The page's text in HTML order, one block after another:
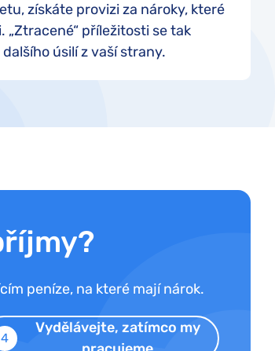
získáte provizi za nároky, které
příležitosti se tak
úsilí z vaší strany.
peníze, na které mají nárok.
4
Vydělávejte, zatímco my